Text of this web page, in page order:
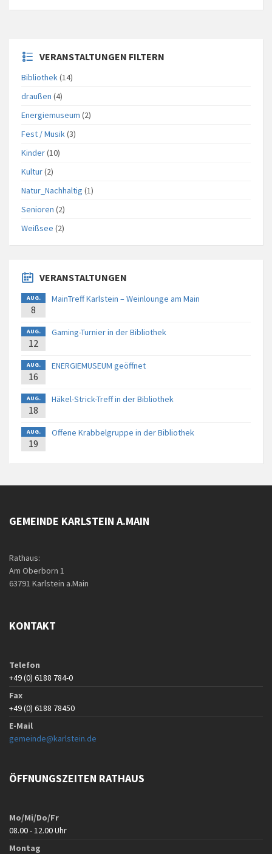
VERANSTALTUNGEN FILTERN
Bibliothek(14)
draußen (4)
Energiemuseum (2)
Fest / Musik(3)
Kinder(10)
Kultur(2)
Natur_Nachhaltig (1)
Senioren (2)
Weißsee (2)
VERANSTALTUNGEN
AUG.
8
MainTreff Karlstein – Weinlounge am Main
AUG.
12
Gaming-Turnier in der Bibliothek
AUG.
16
ENERGIEMUSEUM geöffnet
AUG.
18
Häkel-Strick-Treff in der Bibliothek
AUG.
19
Offene Krabbelgruppe in der Bibliothek
GEMEINDE KARLSTEIN A.MAIN
Rathaus:
Am Oberborn 1
63791 Karlstein a.Main
KONTAKT
Telefon
+49 (0) 6188 784-0
Fax
+49 (0) 6188 78450
E-Mail
gemeinde@karlstein.de
ÖFFNUNGSZEITEN RATHAUS
Mo/Mi/Do/Fr
08.00 - 12.00 Uhr
Montag